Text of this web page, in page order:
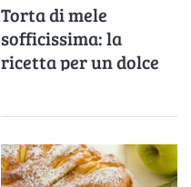
Torta di mele
sofficissima: la
ricetta per un dolce